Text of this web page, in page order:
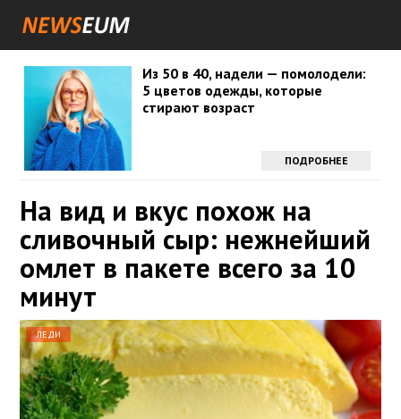
Из 50 в 40, надели — помолодели:
5 цветов одежды, которые
стирают возраст
ПОДРОБНЕЕ
На вид и вкус похож на
сливочный сыр: нежнейший
омлет в пакете всего за 10
минут
ЛЕДИ